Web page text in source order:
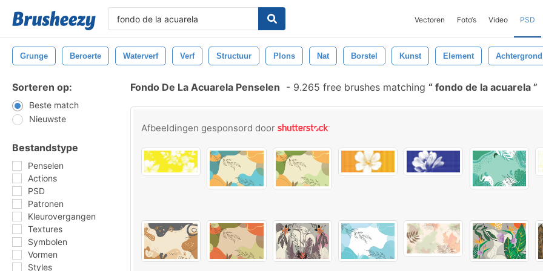
Vectoren Foto‘s Video PSD
Grunge Beroerte Waterverf Verf Structuur Plons Nat Borstel Kunst Element Achtergrond
Sorteren op:
Beste match
Nieuwste
Bestandstype
Penselen
Actions
PSD
Patronen
Kleurovergangen
Textures
Symbolen
Vormen
Styles
Fondo De La Acuarela Penselen - 9.265 free brushes matching fondo de la acuarela
Afbeeldingen gesponsord door